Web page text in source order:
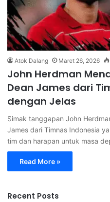
Atok Dalang Maret 26, 2026
John Herdman
Dean James dari
dengan Jelas
Simak tanggapan John
James dari Timnas Indonesia
tim dan harapan untuk masa
Read More »
Recent Posts